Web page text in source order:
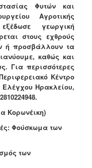
Φυτών και
Αγροτικής
γεωργική
στους εχθρούς
ή προσβάλλουν τα
καθώς και
Για περισσότερες
Κέντρο
Ελέγχου Ηρακλείου,
Κορωνέικη)
: Φούσκωμα των
των